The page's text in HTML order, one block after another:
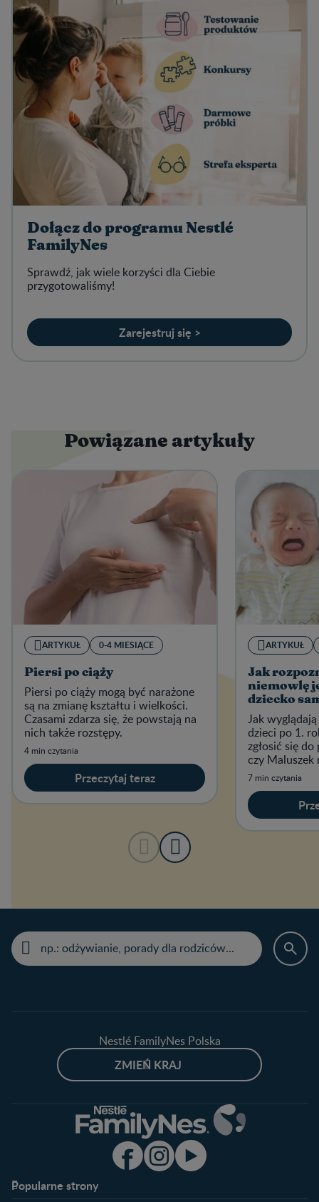
Dołącz do programu Nestlé
FamilyNes
Sprawdź, jak wiele korzyści dla Ciebie
przygotowaliśmy!
Zarejestruj się >
Powiązane artykuły
ARTYKUŁ 0-4 MIESIĄCE
Piersi po ciąży
Piersi po ciąży mogą być narażone
są na zmianę kształtu i wielkości.
Czasami zdarza się, że powstają na
nich także rozstępy.
4 min czytania
Przeczytaj teraz
ARTYKUŁ
Jak
niemowlę
dziecko
Jak
dzieci po 1.
zgłosić się
czy Maluszek
prawidłowo.
7 min czytania
Nestlé FamilyNes Polska
ZMIEŃ KRAJ
Popularne strony​